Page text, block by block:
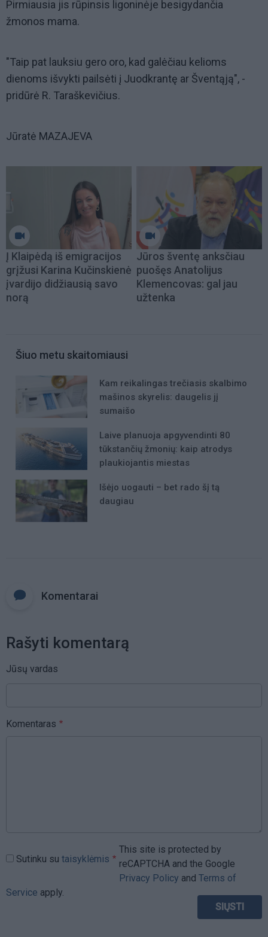
Pirmiausia jis rūpinsis ligoninėje besigydančia
žmonos mama.
"Taip pat lauksiu gero oro, kad galėčiau kelioms
dienoms išvykti pailsėti į Juodkrantę ar Šventąją", -
pridūrė R. Taraškevičius.
Jūratė MAZAJEVA
Į Klaipėdą iš emigracijos
grįžusi Karina Kučinskienė
įvardijo didžiausią savo
norą
Jūros šventę anksčiau
puošęs Anatolijus
Klemencovas: gal jau
užtenka
Šiuo metu skaitomiausi
Kam reikalingas trečiasis skalbimo
mašinos skyrelis: daugelis jį
sumaišo
Laive planuoja apgyvendinti 80
tūkstančių žmonių: kaip atrodys
plaukiojantis miestas
Išėjo uogauti – bet rado šį tą
daugiau
Komentarai
Rašyti komentarą
Jūsų vardas
Komentaras
Sutinku su taisyklėmis
This site is protected by
reCAPTCHA and the Google
Privacy Policy and Terms of
Service apply.